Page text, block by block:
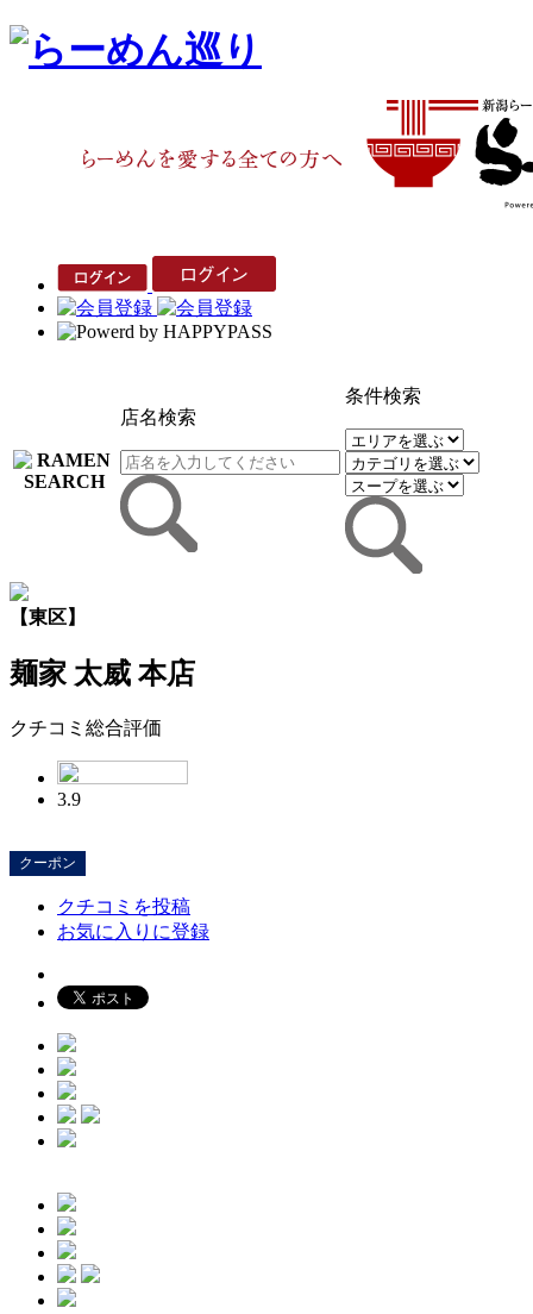
店名検索
条件検索
【東区】
麺家 太威 本店
クチコミ総合評価
3.9
クーポン
クチコミを投稿
お気に入りに登録